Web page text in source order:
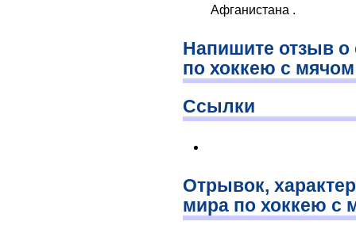
Афганистана .
Напишите отзыв о
по хоккею с
Ссылки
Отрывок,
мира по хоккею с